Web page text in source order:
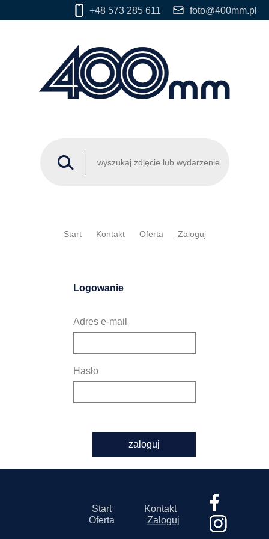
+48 573 285 611 foto@400mm.pl
Start Kontakt Oferta Zaloguj
Logowanie
Adres e-mail
Hasło
zaloguj
Start
Kontakt
Oferta
Zaloguj